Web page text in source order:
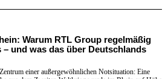
Warum RTL Group regelmäßig
und was das über Deutschlands
einer außergewöhnlichen Notsituation: Eine